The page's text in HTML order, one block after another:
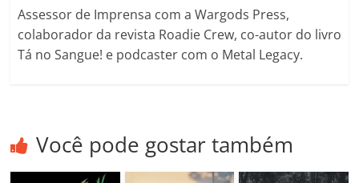
Assessor de Imprensa com a Wargods Press,
colaborador da revista Roadie Crew, co-autor do livro
Tá no Sangue! e podcaster com o Metal Legacy.
Você pode gostar também